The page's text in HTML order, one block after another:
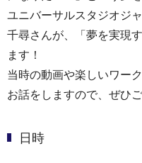
ユニバーサルスタジオジ
千尋さんが、「夢を実現
ます！
当時の動画や楽しいワー
お話をしますので、ぜひ
日時